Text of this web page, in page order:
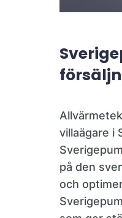
villaägare i
på den
och